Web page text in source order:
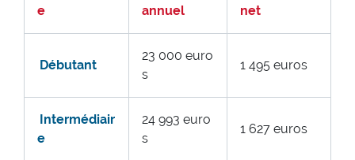
e
annuel
net
Débutant
23 000 euro
s
1 495 euros
Intermédiair
e
24 993 euro
s
1 627 euros